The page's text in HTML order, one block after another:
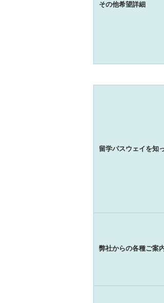
その他希望詳細
留学パスウェイを知
弊社からの各種ご案